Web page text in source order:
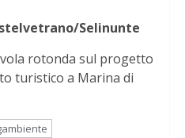
Selinunte
rotonda sul progetto
turistico a Marina di